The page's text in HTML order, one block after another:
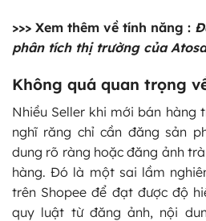
>>> Xem thêm về tính năng :
phân tích thị trường của Atosa
Không quá quan trọng
Nhiều Seller khi mới bán hàng
nghĩ răng chỉ cần đăng sản
dung rõ ràng hoặc đăng ảnh
hàng. Đó là một sai lầm
trên Shopee để đạt được độ
quy luật từ đăng ảnh, nội